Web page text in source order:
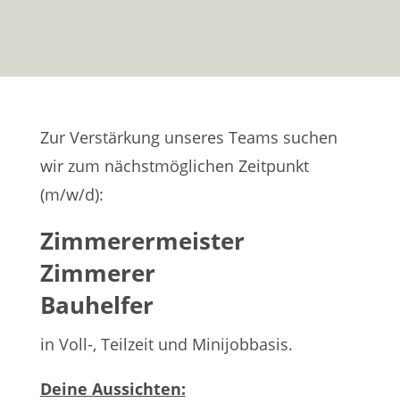
Zur Verstärkung unseres Teams suchen
wir zum nächstmöglichen Zeitpunkt
(m/w/d):
Zimmerermeister
Zimmerer
Bauhelfer
in Voll-, Teilzeit und Minijobbasis.
Deine Aussichten: